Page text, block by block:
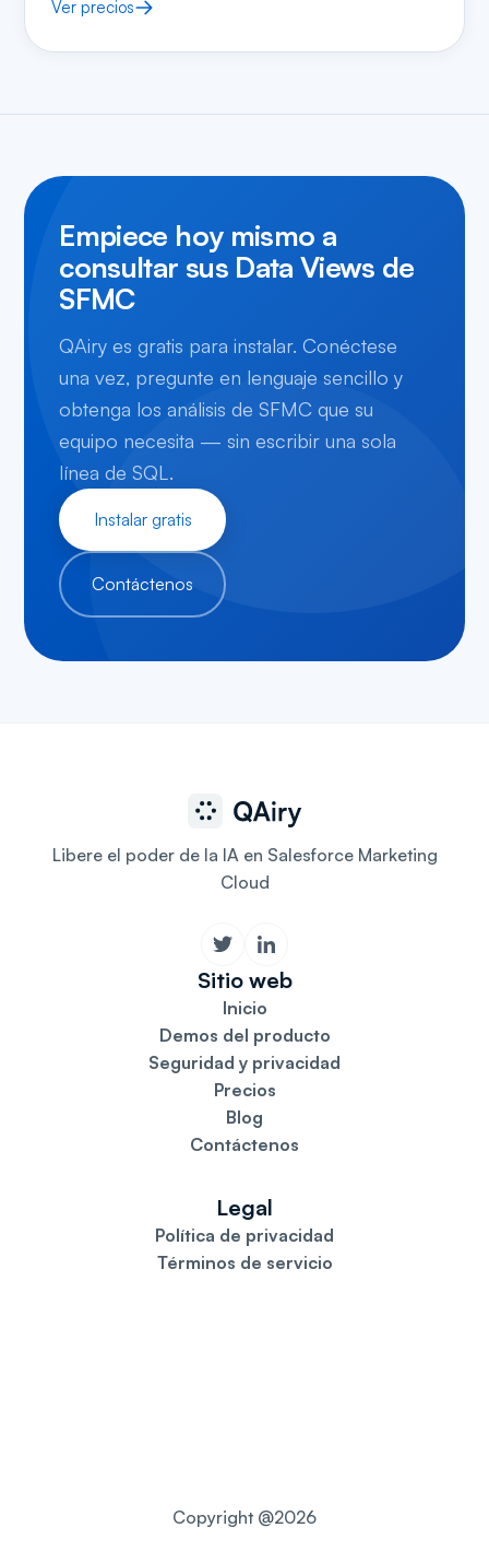
Ver precios
Empiece hoy mismo a
consultar sus Data Views de
SFMC
QAiry es gratis para instalar. Conéctese
una vez, pregunte en lenguaje sencillo y
obtenga los análisis de SFMC que su
equipo necesita — sin escribir una sola
línea de SQL.
Instalar gratis
Contáctenos
Libere el poder de la IA en Salesforce Marketing
Cloud
Sitio web
Inicio
Demos del producto
Seguridad y privacidad
Precios
Blog
Contáctenos
Legal
Política de privacidad
Términos de servicio
Copyright @2026